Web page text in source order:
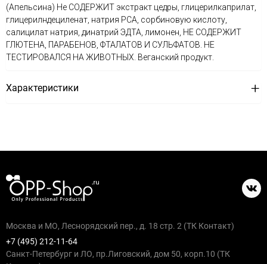
(Апельсина) Не СОДЕРЖИТ экстракт цедры, глицерилкаприлат,
глицерилндециленат, натрия PCA, сорбиновую кислоту,
салицилат натрия, динатрий ЭДТА, лимонен, НЕ СОДЕРЖИТ
ГЛЮТЕНА, ПАРАБЕНОВ, ФТАЛАТОВ И СУЛЬФАТОВ. НЕ
ТЕСТИРОВАЛСЯ НА ЖИВОТНЫХ. Веганский продукт.
Характеристики
Москва и МО, Леснорядский пер., д. 18 стр. 2 (ТК Контакт)
+7 (495) 212-11-64
Санкт-Петербург и ЛО, пр.Лиговский, дом 50, корп.10 (ТК